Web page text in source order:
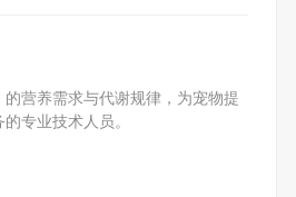
营养需求与代谢规律，为宠物提
专业技术人员。